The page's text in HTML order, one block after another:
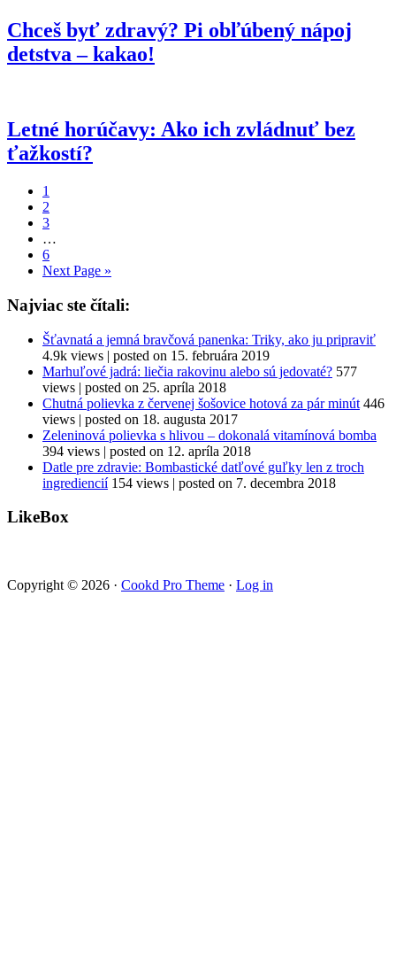
Chceš byť zdravý? Pi obľúbený nápoj
detstva – kakao!
Letné horúčavy: Ako ich zvládnuť bez
ťažkostí?
Go
to
page
1
Go
to
2
Go
page
3
pages
omitted
…
Go
to
6
Go
Next Page »
Primary
Sidebar
Najviac ste čítali:
Šťavnatá a jemná bravčová panenka: Triky, ako ju pripraviť
4.9k views | posted on 15. februára 2019
Marhuľové jadrá: liečia rakovinu alebo sú jedovaté? 577
views | posted on 25. apríla 2018
Chutná polievka z červenej šošovice hotová za pár minút 446
views | posted on 18. augusta 2017
Zeleninová polievka s hlivou – dokonalá vitamínová bomba
394 views | posted on 12. apríla 2018
Datle pre zdravie: Bombastické datľové guľky len z troch
ingrediencií 154 views | posted on 7. decembra 2018
LikeBox
Copyright © 2026 · Cookd Pro Theme · Log in